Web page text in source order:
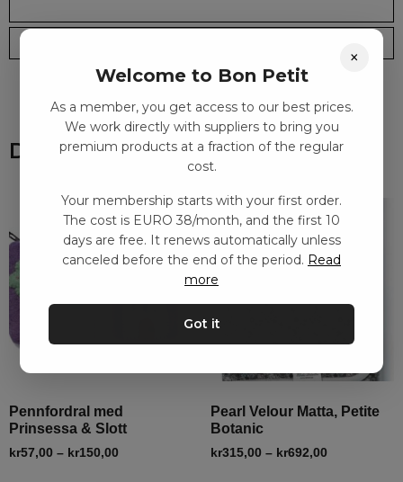
Du kanske också gillar
Pennfordral med
Prinsessa & Slott
kr57,00 – kr150,00
Pearl Velour Matta, Petite
Botanic
kr315,00 – kr692,00
×
Welcome to Bon Petit
As a member, you get access to our best prices.
We work directly with suppliers to bring you
premium products at a fraction of the regular
cost.
Your membership starts with your first order.
The cost is EURO 38/month, and the first 10
days are free. It renews automatically unless
canceled before the end of the period. Read
more
Got it